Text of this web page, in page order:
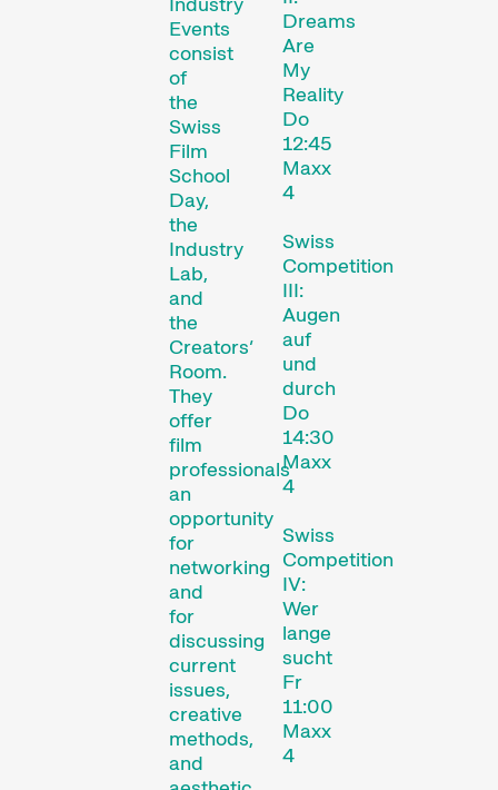
Events
consist
of
the
Swiss
Film
School
Day,
the
Industry
Lab,
and
the
Creators’
Room.
They
offer
film
professionals
an
opportunity
for
networking
and
for
discussing
current
issues,
creative
methods,
and
Dreams
Are
My
Reality
Do
12:45
Maxx
4
Swiss
Competition
III:
Augen
auf
und
durch
Do
14:30
Maxx
4
Swiss
Competition
IV:
Wer
lange
sucht
Fr
11:00
Maxx
4
novembre, Winterthour se
transforme en métropole
du court métrage pendant
six jours.
Programme de la 29e
édition des Internationale
Kurzfilmtage Winterthur
(archive)
Compétitions
Des courts métrages actuels du monde entier. Les œuvres les plus prometteuses seront récompensées le dimanche soir.
Hors Concours